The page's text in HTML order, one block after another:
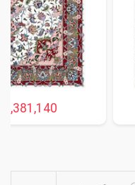
ریتا، ساروق